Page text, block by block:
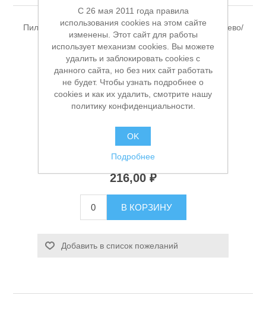
Станки и оснастка
Пилка для лобзика 75/100мм 10TPI (2.5мм) BiM дерево/
пластик 5-30мм (1шт) HC12bi WILPU 02111
Производитель: Wilpu
Доступность: В наличии
УТ-00007917
Заказной номер производителя:
216,00 ₽
В КОРЗИНУ
Добавить в список пожеланий
C 26 мая 2011 года правила
использования cookies на этом сайте
изменены. Этот сайт для работы
использует механизм cookies. Вы можете
удалить и заблокировать cookies с
данного сайта, но без них сайт работать
не будет. Чтобы узнать подробнее о
cookies и как их удалить, смотрите нашу
политику конфиденциальности.
OK
Подробнее